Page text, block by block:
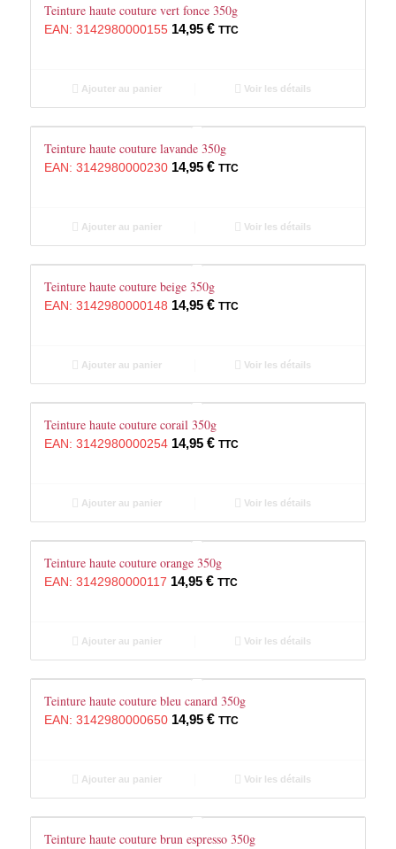
Teinture haute couture vert fonce 350g
EAN: 3142980000155 14,95 € TTC
Ajouter au panier Voir les détails
Teinture haute couture lavande 350g
EAN: 3142980000230 14,95 € TTC
Ajouter au panier Voir les détails
Teinture haute couture beige 350g
EAN: 3142980000148 14,95 € TTC
Ajouter au panier Voir les détails
Teinture haute couture corail 350g
EAN: 3142980000254 14,95 € TTC
Ajouter au panier Voir les détails
Teinture haute couture orange 350g
EAN: 3142980000117 14,95 € TTC
Ajouter au panier Voir les détails
Teinture haute couture bleu canard 350g
EAN: 3142980000650 14,95 € TTC
Ajouter au panier Voir les détails
Teinture haute couture brun espresso 350g